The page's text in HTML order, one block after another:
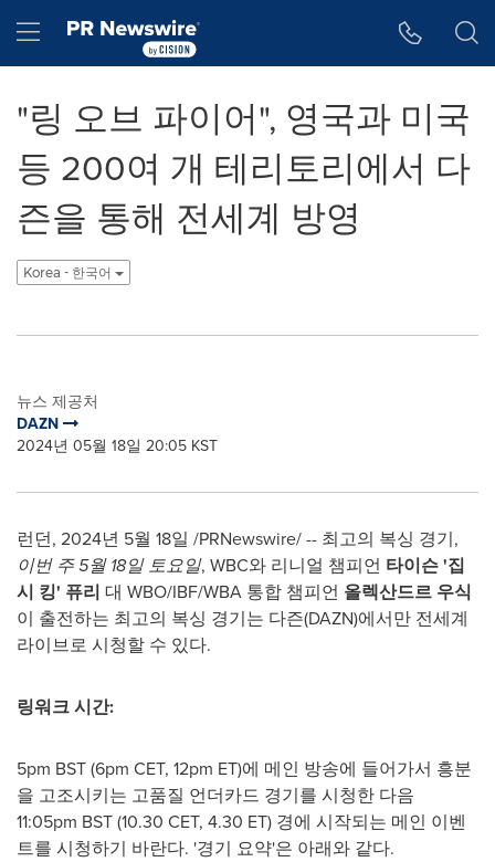
Hamburger menu
"링 오브 파이어", 영국과 미국
등 200여 개 테리토리에서 다
즌을 통해 전세계 방영
Korea - 한국어
뉴스 제공처
DAZN
2024년 05월 18일 20:05 KST
런던, 2024년 5월 18일 /PRNewswire/ -- 최고의 복싱 경기,
이번 주 5월 18일 토요일, WBC와 리니얼 챔피언 타이슨'집
시 킹' 퓨리 대 WBO/IBF/WBA 통합 챔피언 올렉산드르 우식
이 출전하는 최고의 복싱 경기는 다즌(DAZN)에서만 전세계
라이브로 시청할 수 있다.
링워크 시간:
5pm BST(6pm CET, 12pm ET)에 메인 방송에 들어가서 흥분
을 고조시키는 고품질 언더카드 경기를 시청한 다음
11:05pm BST(10.30 CET, 4.30 ET) 경에 시작되는 메인 이벤
트를 시청하기 바란다. '경기 요약'은 아래와 같다.